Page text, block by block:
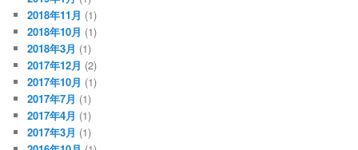
2018年11月 (1)
2018年10月 (1)
2018年3月 (1)
2017年12月 (2)
2017年10月 (1)
2017年7月 (1)
2017年4月 (1)
2017年3月 (1)